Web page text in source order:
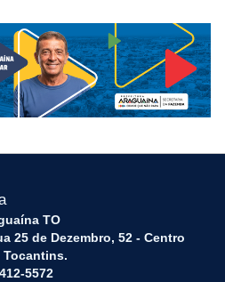
TO
25 de Dezembro, 52 - Centro
Tocantins.
5572